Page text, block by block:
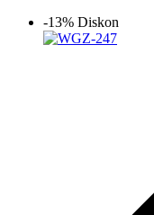
-13% Diskon